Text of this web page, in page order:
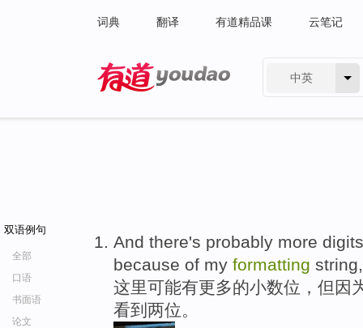
词典 翻译 有道精品课 云笔记
中英
双语例句
全部
口语
书面语
论文
And there's probably more
because of my formatting
这里可能有更多的小数位，但因
看到两位。